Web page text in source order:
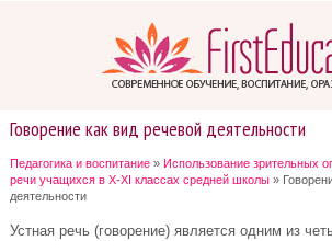
Говорение как вид речевой деятельности
Педагогика и воспитание » Использование зрительных
речи учащихся в X-XI классах средней школы »
деятельности
Устная речь (говорение) является одним из